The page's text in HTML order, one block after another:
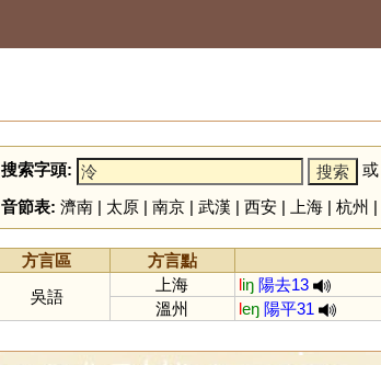
搜索字頭:
或
音節表: 濟南| 太原| 南京| 武漢 | 西安| 上海| 杭州 |
方言區 方言點
吳語
上海 liŋ 陽去13
溫州
leŋ 陽平31